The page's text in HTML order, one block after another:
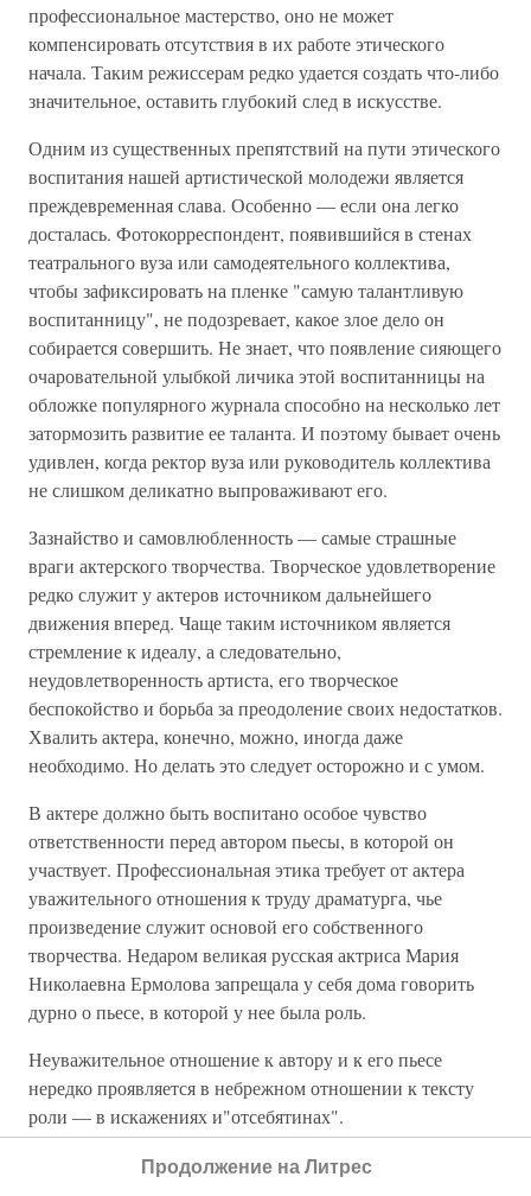
профессиональное мастерство, оно не может
компенсировать отсутствия в их работе этического
начала. Таким режиссерам редко удается создать что-либо
значительное, оставить глубокий след в искусстве.
Одним из существенных препятствий на пути этического
воспитания нашей артистической молодежи является
преждевременная слава. Особенно — если она легко
досталась. Фотокорреспондент, появившийся в стенах
театрального вуза или самодеятельного коллектива,
чтобы зафиксировать на пленке "самую талантливую
воспитанницу", не подозревает, какое злое дело он
собирается совершить. Не знает, что появление сияющего
очаровательной улыбкой личика этой воспитанницы на
обложке популярного журнала способно на несколько лет
затормозить развитие ее таланта. И поэтому бывает очень
удивлен, когда ректор вуза или руководитель коллектива
не слишком деликатно выпроваживают его.
Зазнайство и самовлюбленность — самые страшные
враги актерского творчества. Творческое удовлетворение
редко служит у актеров источником дальнейшего
движения вперед. Чаще таким источником является
стремление к идеалу, а следовательно,
неудовлетворенность артиста, его творческое
беспокойство и борьба за преодоление своих недостатков.
Хвалить актера, конечно, можно, иногда даже
необходимо. Но делать это следует осторожно и с умом.
В актере должно быть воспитано особое чувство
ответственности перед автором пьесы, в которой он
участвует. Профессиональная этика требует от актера
уважительного отношения к труду драматурга, чье
произведение служит основой его собственного
творчества. Недаром великая русская актриса Мария
Николаевна Ермолова запрещала у себя дома говорить
дурно о пьесе, в которой у нее была роль.
Неуважительное отношение к автору и к его пьесе
нередко проявляется в небрежном отношении к тексту
роли — в искажениях и"отсебятинах".
Е. Б. Вахтангов сделал, в частности, такие замечания
Продолжение на Литрес